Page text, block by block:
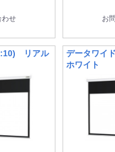
わせ お
リアル
データワイ
ホワイト